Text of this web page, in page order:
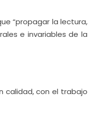
“propagar la lectura,
e invariables de la
calidad, con el trabajo